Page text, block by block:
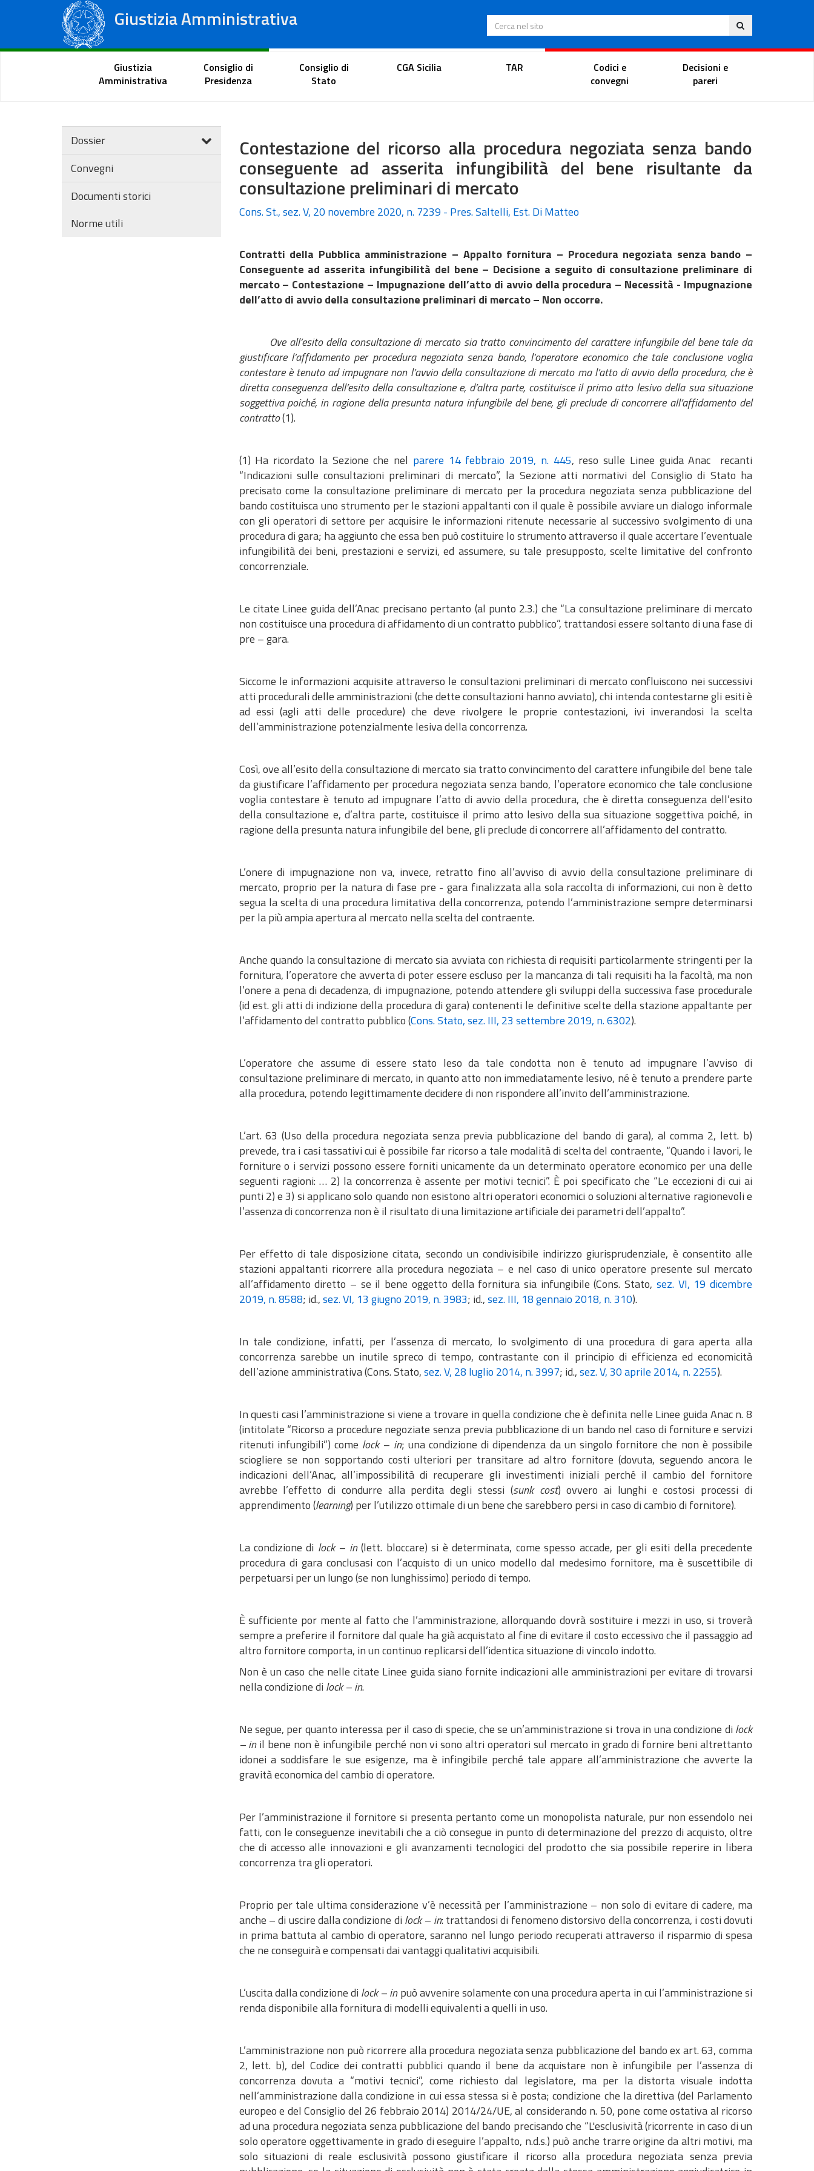
Giustizia Amministrativa
Tribunali Amministrativi Regionali
Ita
Cerca nel sito
Portale del cittadino Portale dell'avvocato Portale del magistrato
Giustizia
Amministrativa
Consiglio di
Presidenza
Consiglio di
Stato
CGA Sicilia TAR
Codici e
convegni
Decisioni e
pareri
Dossier
Convegni
Documenti storici
Norme utili
Contestazione del ricorso alla procedura negoziata senza bando
conseguente ad asserita infungibilità del bene risultante da
consultazione preliminari di mercato
Cons. St., sez. V, 20 novembre 2020, n. 7239 - Pres. Saltelli, Est. Di Matteo
Contratti della Pubblica amministrazione – Appalto fornitura – Procedura negoziata senza bando –
Conseguente ad asserita infungibilità del bene – Decisione a seguito di consultazione preliminare di
mercato – Contestazione – Impugnazione dell’atto di avvio della procedura – Necessità - Impugnazione
dell’atto di avvio della consultazione preliminari di mercato – Non occorre.
Ove all’esito della consultazione di mercato sia tratto convincimento del carattere infungibile del bene tale da
giustificare l’affidamento per procedura negoziata senza bando, l’operatore economico che tale conclusione voglia
contestare è tenuto ad impugnare non l’avvio della consultazione di mercato ma l’atto di avvio della procedura, che è
diretta conseguenza dell’esito della consultazione e, d’altra parte, costituisce il primo atto lesivo della sua situazione
soggettiva poiché, in ragione della presunta natura infungibile del bene, gli preclude di concorrere all’affidamento del
contratto(1).
(1) Ha ricordato la Sezione che nel parere 14 febbraio 2019, n. 445, reso sulle Linee guida Anac recanti
“Indicazioni sulle consultazioni preliminari di mercato”, la Sezione atti normativi del Consiglio di Stato ha
precisato come la consultazione preliminare di mercato per la procedura negoziata senza pubblicazione del
bando costituisca uno strumento per le stazioni appaltanti con il quale è possibile avviare un dialogo informale
con gli operatori di settore per acquisire le informazioni ritenute necessarie al successivo svolgimento di una
procedura di gara; ha aggiunto che essa ben può costituire lo strumento attraverso il quale accertare l’eventuale
infungibilità dei beni, prestazioni e servizi, ed assumere, su tale presupposto, scelte limitative del confronto
concorrenziale.
Le citate Linee guida dell’Anac precisano pertanto (al punto 2.3.) che “La consultazione preliminare di mercato
non costituisce una procedura di affidamento di un contratto pubblico”, trattandosi essere soltanto di una fase di
pre – gara.
Siccome le informazioni acquisite attraverso le consultazioni preliminari di mercato confluiscono nei successivi
atti procedurali delle amministrazioni (che dette consultazioni hanno avviato), chi intenda contestarne gli esiti è
ad essi (agli atti delle procedure) che deve rivolgere le proprie contestazioni, ivi inverandosi la scelta
dell’amministrazione potenzialmente lesiva della concorrenza.
Così, ove all’esito della consultazione di mercato sia tratto convincimento del carattere infungibile del bene tale
da giustificare l’affidamento per procedura negoziata senza bando, l’operatore economico che tale conclusione
voglia contestare è tenuto ad impugnare l’atto di avvio della procedura, che è diretta conseguenza dell’esito
della consultazione e, d’altra parte, costituisce il primo atto lesivo della sua situazione soggettiva poiché, in
ragione della presunta natura infungibile del bene, gli preclude di concorrere all’affidamento del contratto.
L’onere di impugnazione non va, invece, retratto fino all’avviso di avvio della consultazione preliminare di
mercato, proprio per la natura di fase pre - gara finalizzata alla sola raccolta di informazioni, cui non è detto
segua la scelta di una procedura limitativa della concorrenza, potendo l’amministrazione sempre determinarsi
per la più ampia apertura al mercato nella scelta del contraente.
Anche quando la consultazione di mercato sia avviata con richiesta di requisiti particolarmente stringenti per la
fornitura, l’operatore che avverta di poter essere escluso per la mancanza di tali requisiti ha la facoltà, ma non
l’onere a pena di decadenza, di impugnazione, potendo attendere gli sviluppi della successiva fase procedurale
(id est. gli atti di indizione della procedura di gara) contenenti le definitive scelte della stazione appaltante per
l’affidamento del contratto pubblico (Cons. Stato, sez. III, 23 settembre 2019, n. 6302).
L’operatore che assume di essere stato leso da tale condotta non è tenuto ad impugnare l’avviso di
consultazione preliminare di mercato, in quanto atto non immediatamente lesivo, né è tenuto a prendere parte
alla procedura, potendo legittimamente decidere di non rispondere all’invito dell’amministrazione.
L’art. 63 (Uso della procedura negoziata senza previa pubblicazione del bando di gara), al comma 2, lett. b)
prevede, tra i casi tassativi cui è possibile far ricorso a tale modalità di scelta del contraente, “Quando i lavori, le
forniture o i servizi possono essere forniti unicamente da un determinato operatore economico per una delle
seguenti ragioni: … 2) la concorrenza è assente per motivi tecnici”. È poi specificato che “Le eccezioni di cui ai
punti 2) e 3) si applicano solo quando non esistono altri operatori economici o soluzioni alternative ragionevoli e
l’assenza di concorrenza non è il risultato di una limitazione artificiale dei parametri dell’appalto”.
Per effetto di tale disposizione citata, secondo un condivisibile indirizzo giurisprudenziale, è consentito alle
stazioni appaltanti ricorrere alla procedura negoziata – e nel caso di unico operatore presente sul mercato
all’affidamento diretto – se il bene oggetto della fornitura sia infungibile (Cons. Stato, sez. VI, 19 dicembre
2019, n. 8588; id.,sez. VI, 13 giugno 2019, n. 3983; id.,sez. III, 18 gennaio 2018, n. 310).
In tale condizione, infatti, per l’assenza di mercato, lo svolgimento di una procedura di gara aperta alla
concorrenza sarebbe un inutile spreco di tempo, contrastante con il principio di efficienza ed economicità
dell’azione amministrativa (Cons. Stato,sez. V, 28 luglio 2014, n. 3997; id.,sez. V, 30 aprile 2014, n. 2255).
In questi casi l’amministrazione si viene a trovare in quella condizione che è definita nelle Linee guida Anac n. 8
(intitolate “Ricorso a procedure negoziate senza previa pubblicazione di un bando nel caso di forniture e servizi
ritenuti infungibili”) come lock – in; una condizione di dipendenza da un singolo fornitore che non è possibile
sciogliere se non sopportando costi ulteriori per transitare ad altro fornitore (dovuta, seguendo ancora le
indicazioni dell’Anac, all’impossibilità di recuperare gli investimenti iniziali perché il cambio del fornitore
avrebbe l’effetto di condurre alla perdita degli stessi (sunk cost) ovvero ai lunghi e costosi processi di
apprendimento (learning) per l’utilizzo ottimale di un bene che sarebbero persi in caso di cambio di fornitore).
La condizione di lock – in(lett. bloccare) si è determinata, come spesso accade, per gli esiti della precedente
procedura di gara conclusasi con l’acquisto di un unico modello dal medesimo fornitore, ma è suscettibile di
perpetuarsi per un lungo (se non lunghissimo) periodo di tempo.
È sufficiente por mente al fatto che l’amministrazione, allorquando dovrà sostituire i mezzi in uso, si troverà
sempre a preferire il fornitore dal quale ha già acquistato al fine di evitare il costo eccessivo che il passaggio ad
altro fornitore comporta, in un continuo replicarsi dell’identica situazione di vincolo indotto.
Non è un caso che nelle citate Linee guida siano fornite indicazioni alle amministrazioni per evitare di trovarsi
nella condizione di lock – in.
Ne segue, per quanto interessa per il caso di specie, che se un’amministrazione si trova in una condizione di lock
– inil bene non è infungibile perché non vi sono altri operatori sul mercato in grado di fornire beni altrettanto
idonei a soddisfare le sue esigenze, ma è infingibile perché tale appare all’amministrazione che avverte la
gravità economica del cambio di operatore.
Per l’amministrazione il fornitore si presenta pertanto come un monopolista naturale, pur non essendolo nei
fatti, con le conseguenze inevitabili che a ciò consegue in punto di determinazione del prezzo di acquisto, oltre
che di accesso alle innovazioni e gli avanzamenti tecnologici del prodotto che sia possibile reperire in libera
concorrenza tra gli operatori.
Proprio per tale ultima considerazione v’è necessità per l’amministrazione – non solo di evitare di cadere, ma
anche – di uscire dalla condizione di lock – in: trattandosi di fenomeno distorsivo della concorrenza, i costi dovuti
in prima battuta al cambio di operatore, saranno nel lungo periodo recuperati attraverso il risparmio di spesa
che ne conseguirà e compensati dai vantaggi qualitativi acquisibili.
L’uscita dalla condizione di lock – inpuò avvenire solamente con una procedura aperta in cui l’amministrazione si
renda disponibile alla fornitura di modelli equivalenti a quelli in uso.
L’amministrazione non può ricorrere alla procedura negoziata senza pubblicazione del bando ex art. 63, comma
2, lett. b), del Codice dei contratti pubblici quando il bene da acquistare non è infungibile per l’assenza di
concorrenza dovuta a “motivi tecnici”, come richiesto dal legislatore, ma per la distorta visuale indotta
nell’amministrazione dalla condizione in cui essa stessa si è posta; condizione che la direttiva (del Parlamento
europeo e del Consiglio del 26 febbraio 2014) 2014/24/UE, al considerando n. 50, pone come ostativa al ricorso
ad una procedura negoziata senza pubblicazione del bando precisando che “L'esclusività (ricorrente in caso di un
solo operatore oggettivamente in grado di eseguire l’appalto, n.d.s.) può anche trarre origine da altri motivi, ma
solo situazioni di reale esclusività possono giustificare il ricorso alla procedura negoziata senza previa